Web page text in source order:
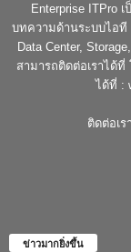
Enterprise ITPro
บทความด้านระบบไอที
Data Center,
สามารถติดต่อเราได้ที่
ได้ที่ :
ติดต่อเร
ข่าวมากยิ่งขึ้น